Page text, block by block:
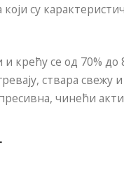
су
крећу се од 70% до
ствара свежу
чинећи